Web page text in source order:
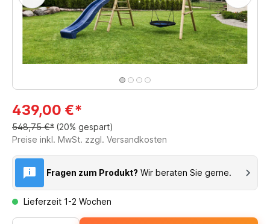
439,00 €*
548,75 €* (20% gespart)
Preise inkl. MwSt. zzgl. Versandkosten
Fragen zum Produkt? Wir beraten Sie gerne.
Lieferzeit 1-2 Wochen